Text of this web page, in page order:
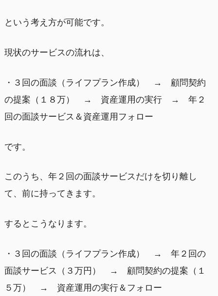
という考え方が可能です。
現状のサービスの流れは、
・３回の面談（ライフプラン作成） → 顧問契約
の提案（１８万） → 資産運用の実行 → 年２
回の面談サービス＆資産運用フォロー
です。
このうち、年２回の面談サービスだけを切り離し
て、前に持ってきます。
するとこうなります。
・３回の面談（ライフプラン作成） → 年２回の
面談サービス（３万円） → 顧問契約の提案（１
５万） → 資産運用の実行＆フォロー